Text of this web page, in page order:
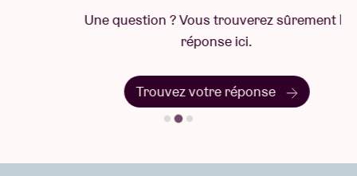
Meskerem Mees, Jean-Marie Aerts, Carlos Garbin
Une question ? Vous trouverez sûrement la
réponse ici.
Trouvez votre réponse